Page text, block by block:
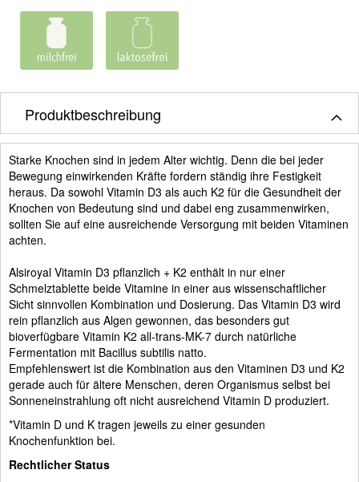
Produktbeschreibung
Starke Knochen sind in jedem Alter wichtig. Denn die bei jeder
Bewegung einwirkenden Kräfte fordern ständig ihre Festigkeit
heraus. Da sowohl Vitamin D3 als auch K2 für die Gesundheit der
Knochen von Bedeutung sind und dabei eng zusammenwirken,
sollten Sie auf eine ausreichende Versorgung mit beiden Vitaminen
achten.
Alsiroyal Vitamin D3 pflanzlich + K2 enthält in nur einer
Schmelztablette beide Vitamine in einer aus wissenschaftlicher
Sicht sinnvollen Kombination und Dosierung. Das Vitamin D3 wird
rein pflanzlich aus Algen gewonnen, das besonders gut
bioverfügbare Vitamin K2 all-trans-MK-7 durch natürliche
Fermentation mit Bacillus subtilis natto.
Empfehlenswert ist die Kombination aus den Vitaminen D3 und K2
gerade auch für ältere Menschen, deren Organismus selbst bei
Sonneneinstrahlung oft nicht ausreichend Vitamin D produziert.
*Vitamin D und K tragen jeweils zu einer gesunden
Knochenfunktion bei.
Rechtlicher Status